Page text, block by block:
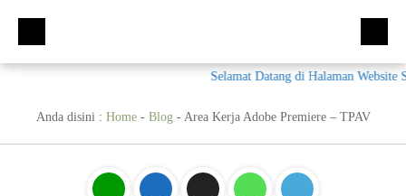
Kompetensi Keahlian
Multimedia (MM)
Tata Busana (TB)
Fasilitas
Selamat Datang di Halaman Website
Anda disini : Home- Blog- Area Kerja Adobe Premiere – TPAV